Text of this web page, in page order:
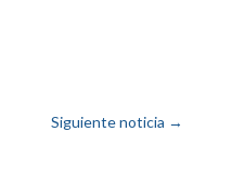
Siguiente noticia →